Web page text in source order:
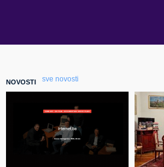
NOVOSTI sve novosti